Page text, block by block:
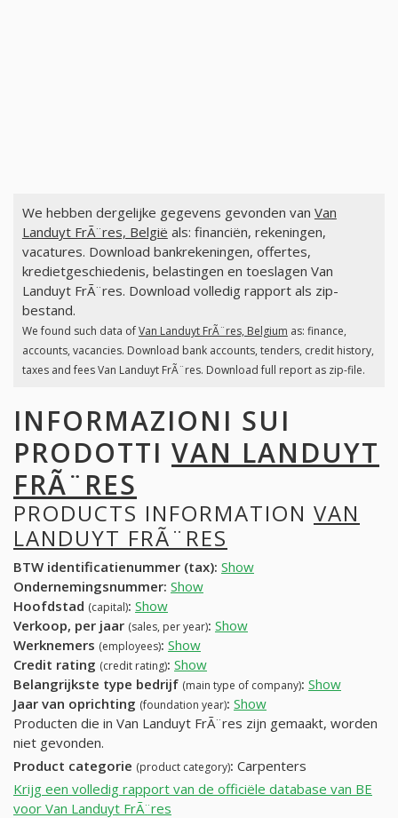
We hebben dergelijke gegevens gevonden van Van
Landuyt FrÃ¨res, België als: financiën, rekeningen,
vacatures. Download bankrekeningen, offertes,
kredietgeschiedenis, belastingen en toeslagen Van
Landuyt FrÃ¨res. Download volledig rapport als zip-
bestand.
We found such data ofVan Landuyt FrÃ¨res, Belgium as: finance,
accounts, vacancies. Download bank accounts, tenders, credit history,
taxes and fees Van Landuyt FrÃ¨res. Download full report as zip-file.
INFORMAZIONI SUI
PRODOTTI VAN LANDUYT
FRÃ¨RES
PRODUCTS INFORMATION VAN
LANDUYT FRÃ¨RES
BTW identificatienummer (tax): Show
Ondernemingsnummer: Show
Hoofdstad (capital): Show
Verkoop, per jaar (sales, per year): Show
Werknemers (employees): Show
Credit rating (credit rating): Show
Belangrijkste type bedrijf (main type of company): Show
Jaar van oprichting (foundation year): Show
Producten die in Van Landuyt FrÃ¨res zijn gemaakt, worden
niet gevonden.
Product categorie (product category): Carpenters
Krijg een volledig rapport van de officiële database van BE
voor Van Landuyt FrÃ¨res